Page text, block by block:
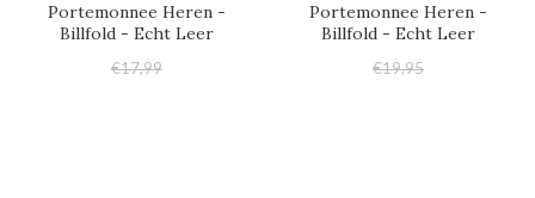
Portemonnee Heren -
Billfold - Echt Leer
€17,99
Portemonnee Heren -
Billfold - Echt Leer
€19,95